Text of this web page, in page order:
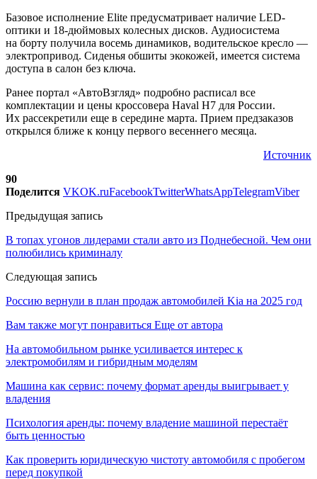
Базовое исполнение Elite предусматривает наличие LED-
оптики и 18-дюймовых колесных дисков. Аудиосистема
на борту получила восемь динамиков, водительское кресло —
электропривод. Сиденья обшиты экокожей, имеется система
доступа в салон без ключа.
Ранее портал «АвтоВзгляд» подробно расписал все
комплектации и цены кроссовера Haval H7 для России.
Их рассекретили еще в середине марта. Прием предзаказов
открылся ближе к концу первого весеннего месяца.
Источник
90
Поделится VKOK.ruFacebookTwitterWhatsAppTelegramViber
Предыдущая запись
В топах угонов лидерами стали авто из Поднебесной. Чем они
полюбились криминалу
Следующая запись
Россию вернули в план продаж автомобилей Kia на 2025 год
Вам также могут понравиться Еще от автора
На автомобильном рынке усиливается интерес к
электромобилям и гибридным моделям
Машина как сервис: почему формат аренды выигрывает у
владения
Психология аренды: почему владение машиной перестаёт
быть ценностью
Как проверить юридическую чистоту автомобиля с пробегом
перед покупкой